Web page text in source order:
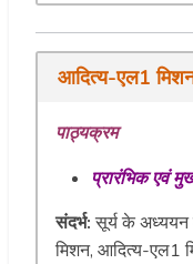
आदित्य-एल1
पाठ्यक्रम
प्रारंभिक एवं
संदर्भ:सूर्य के अध्ययन
मिशन, आदित्य-एल1